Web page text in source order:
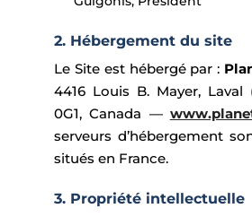
2. Hébergement du site
Le Site est hébergé par :
4416 Louis B. Mayer, Laval
0G1, Canada —
serveurs d’hébergement
situés en France.
3. Propriété intellectuelle